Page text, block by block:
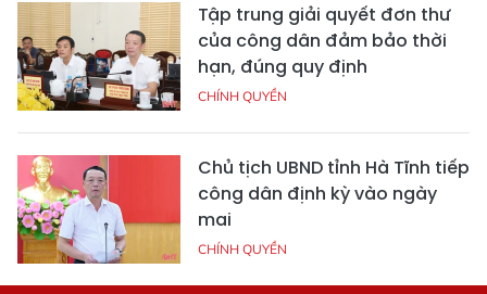
Tập trung giải quyết đơn thư
của công dân đảm bảo thời
hạn, đúng quy định
CHÍNH QUYỀN
Chủ tịch UBND tỉnh Hà Tĩnh tiếp
công dân định kỳ vào ngày
mai
CHÍNH QUYỀN